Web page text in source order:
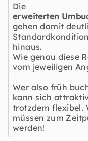
Die
erweiterten
gehen damit
hinaus.
Wie genau diese
vom jeweiligen
Wer also früh
kann sich
trotzdem flexibel.
müssen zum
werden!